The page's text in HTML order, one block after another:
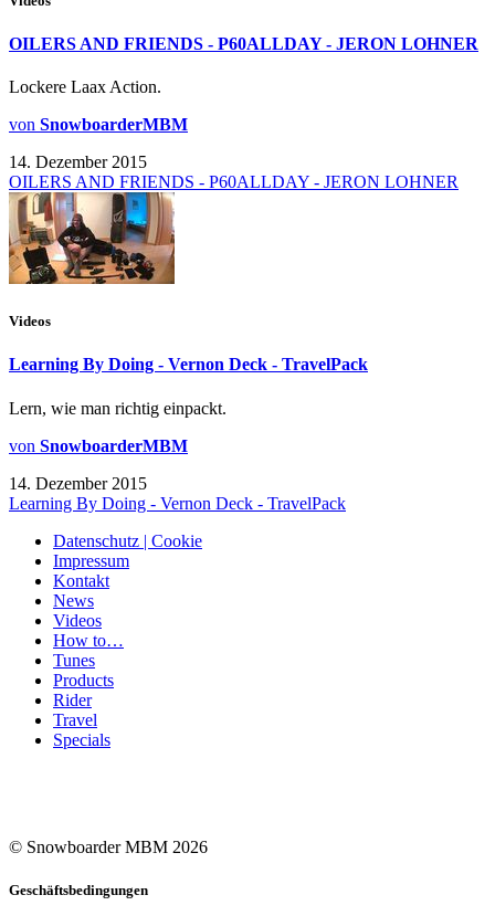
OILERS AND FRIENDS - P60ALLDAY - JERON LOHNER
Lockere Laax Action.
von SnowboarderMBM
14. Dezember 2015
OILERS AND FRIENDS - P60ALLDAY - JERON LOHNER
Videos
Learning By Doing - Vernon Deck - TravelPack
Lern, wie man richtig einpackt.
von SnowboarderMBM
14. Dezember 2015
Learning By Doing - Vernon Deck - TravelPack
Datenschutz | Cookie
Impressum
Kontakt
News
Videos
How to…
Tunes
Products
Rider
Travel
Specials
© Snowboarder MBM 2026
Geschäftsbedingungen